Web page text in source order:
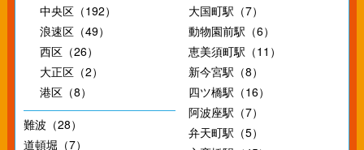
中央区（192）
浪速区（49）
西区（26）
大正区（2）
港区（8）
難波（28）
道頓堀（7）
大国町駅（7）
動物園前駅（6）
恵美須町駅（11）
新今宮駅（8）
四ツ橋駅（16）
阿波座駅（7）
弁天町駅（5）